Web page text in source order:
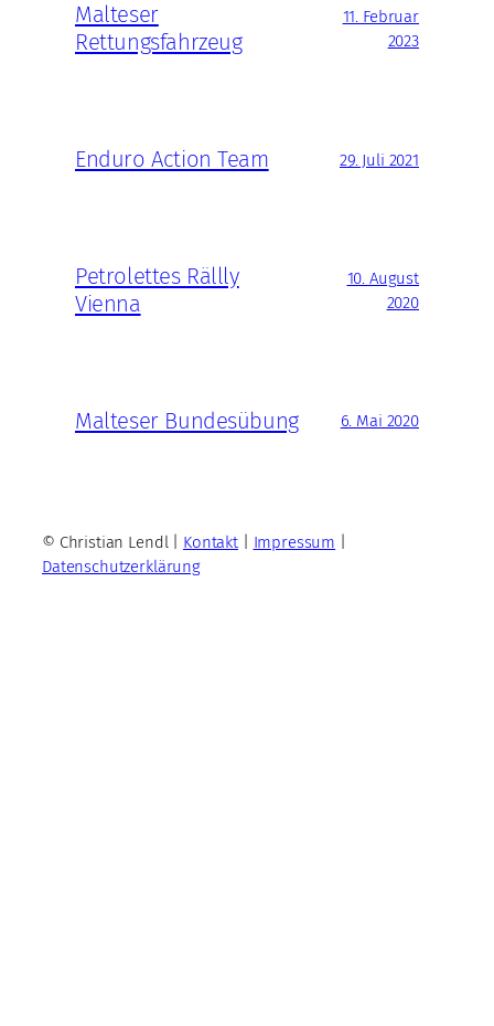
Malteser
Rettungsfahrzeug
11. Februar
2023
Enduro Action Team 29. Juli 2021
Petrolettes Rällly
Vienna
10. August
2020
Malteser Bundesübung 6. Mai 2020
© Christian Lendl | Kontakt| Impressum
Datenschutzerklärung